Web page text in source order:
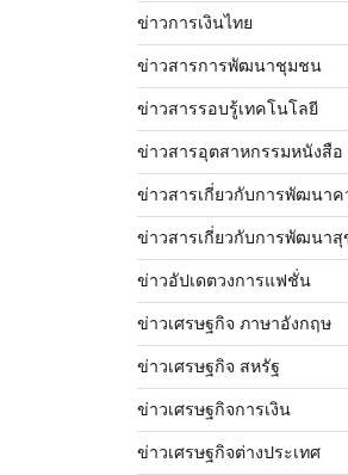
ข่าวการเงินไทย
ข่าวสารการพัฒนาชุมชน
ข่าวสารรอบรู้เทคโนโลยี
ข่าวสารอุตสาหกรรมหนังสือ
ข่าวสารเกี่ยวกับการพัฒนาค
ข่าวสารเกี่ยวกับการพัฒนา
ข่าวอัปเดตวงการแฟชั่น
ข่าวเศรษฐกิจ ภาษาอังกฤษ
ข่าวเศรษฐกิจ สหรัฐ
ข่าวเศรษฐกิจการเงิน
ข่าวเศรษฐกิจต่างประเทศ